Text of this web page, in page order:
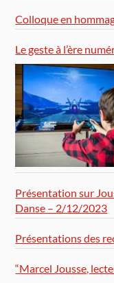
Colloque en
Le geste à l’ère
Présentation sur
Danse – 2/12/2023
Présentations des
“Marcel Jousse,